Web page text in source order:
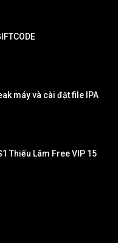
máy và cài đặt file IPA
Thiếu Lâm Free VIP 15